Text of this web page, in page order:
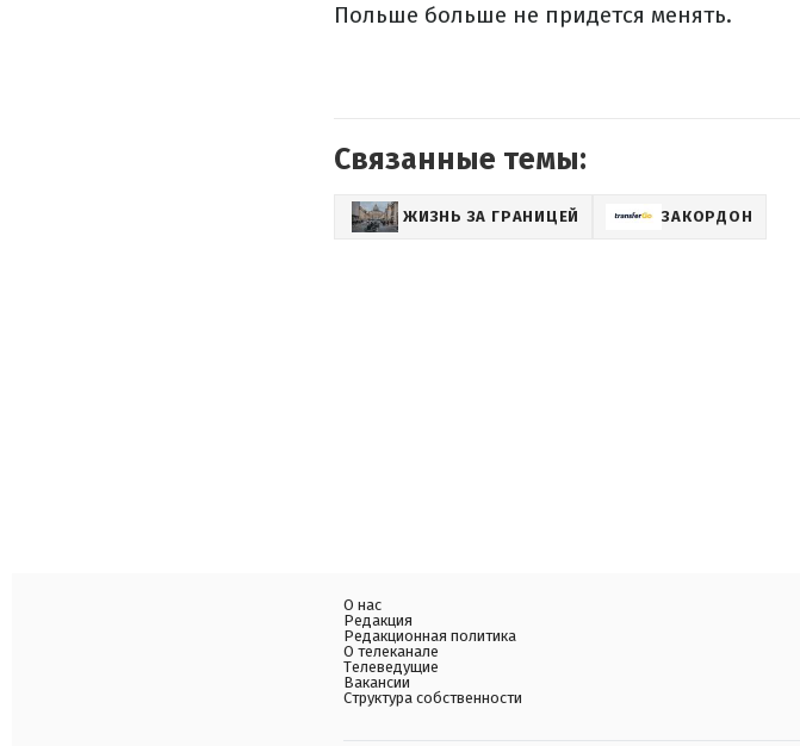
Польше больше не придется менять.
Связанные темы:
ЖИЗНЬ ЗА ГРАНИЦЕЙ ЗАКОРДОН
О нас
Редакция
Редакционная политика
О телеканале
Телеведущие
Вакансии
Структура собственности